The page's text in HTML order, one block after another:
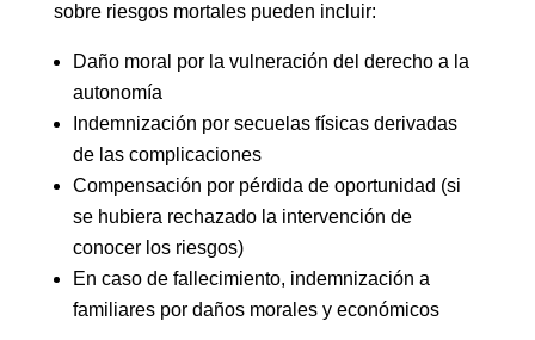
sobre riesgos mortales pueden incluir:
Daño moral por la vulneración del derecho a la
autonomía
Indemnización por secuelas físicas derivadas
de las complicaciones
Compensación por pérdida de oportunidad (si
se hubiera rechazado la intervención de
conocer los riesgos)
En caso de fallecimiento, indemnización a
familiares por daños morales y económicos